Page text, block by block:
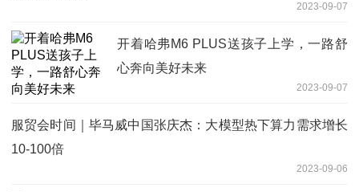
2023-09-07
开着哈弗M6 PLUS送孩子上学，一路舒
心奔向美好未来
2023-09-07
服贸会时间｜毕马威中国张庆杰：大模型热下算力需求增长
10-100倍
2023-09-06